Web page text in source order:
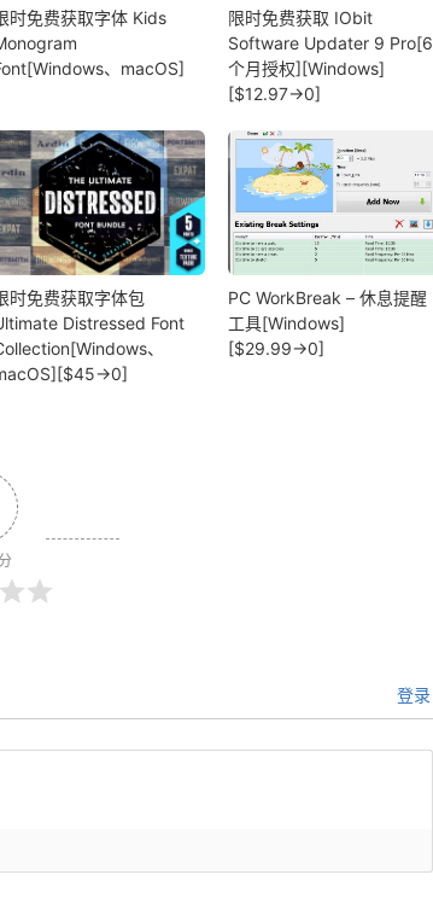
时免费获取字体 Kids
、macOS]
限时免费获取 IObit
Software Updater 9 Pro[6
个月授权][Windows]
[$12.97→0]
时免费获取字体包
Distressed Font
、
PC WorkBreak – 休息提醒
工具[Windows]
[$29.99→0]
登录